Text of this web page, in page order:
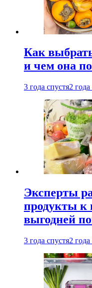
Как
и чем она
3 года спустя2 года
Эксперты
продукты к
выгодней
3 года спустя2 года